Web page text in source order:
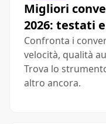
Migliori
2026: testati
Confronta i
velocità, qualità
Trova lo
altro ancora.